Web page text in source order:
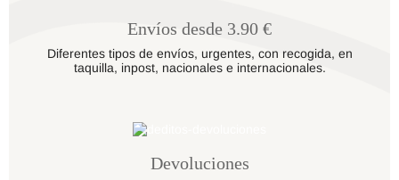
Envíos desde 3.90 €
Diferentes tipos de envíos, urgentes, con recogida, en
taquilla, inpost, nacionales e internacionales.
Devoluciones